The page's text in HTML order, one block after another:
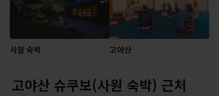
사찰 숙박 고야산
고야산 슈쿠보(사원 숙박) 근처